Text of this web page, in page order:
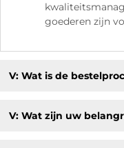
goederen zijn
V: Wat is de
V: Wat zijn uw